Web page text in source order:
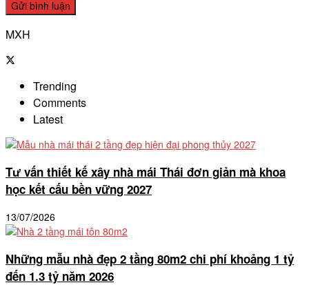
MXH
Trending
Comments
Latest
Tư vấn thiết kế xây nhà mái Thái đơn giản mà khoa
học kết cấu bền vững 2027
13/07/2026
Những mẫu nhà đẹp 2 tầng 80m2 chi phí khoảng 1 tỷ
đến 1.3 tỷ năm 2026